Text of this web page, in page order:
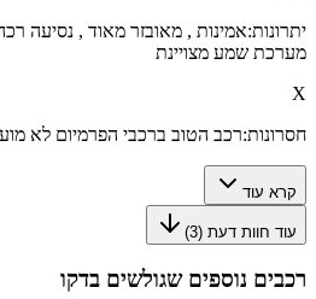
יתרונות:אמינות , מאובזר מאוד , נסיעה
מערכת שמע מצויינת
X
חסרונות:רכב הטוב ברכבי הפרמיום לא
קרא עוד
עוד חוות דעת (3
)
רכבים נוספים שגולשים בדקו